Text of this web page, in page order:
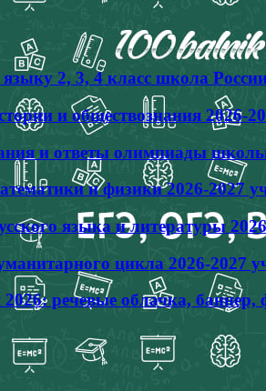
2, 3, 4 класс школа
и обществознания 2026-
и ответы олимпиады
и физики 2026-2027
языка и литературы
цикла 2026-2027
речевые облачка, баннер,